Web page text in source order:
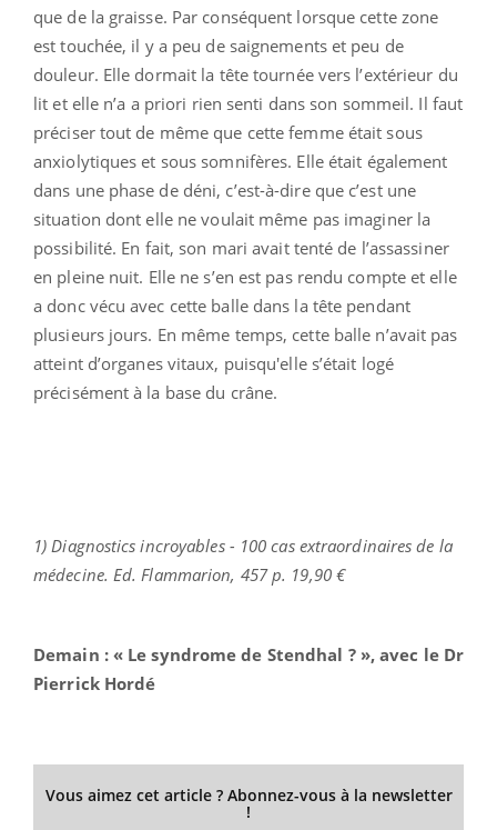
que de la graisse. Par conséquent lorsque cette zone
est touchée, il y a peu de saignements et peu de
douleur. Elle dormait la tête tournée vers l’extérieur du
lit et elle n’a a priori rien senti dans son sommeil. Il faut
préciser tout de même que cette femme était sous
anxiolytiques et sous somnifères. Elle était également
dans une phase de déni, c’est-à-dire que c’est une
situation dont elle ne voulait même pas imaginer la
possibilité. En fait, son mari avait tenté de l’assassiner
en pleine nuit. Elle ne s’en est pas rendu compte et elle
a donc vécu avec cette balle dans la tête pendant
plusieurs jours. En même temps, cette balle n’avait pas
atteint d’organes vitaux, puisqu'elle s’était logé
précisément à la base du crâne.
1) Diagnostics incroyables - 100 cas extraordinaires de la
médecine. Ed. Flammarion, 457 p. 19,90 €
Demain : « Le syndrome de Stendhal ? », avec le Dr
Pierrick Hordé
Vous aimez cet article ? Abonnez-vous à la newsletter
!